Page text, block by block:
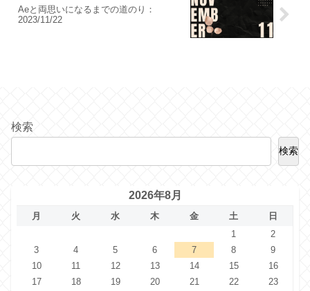
Aeと両思いになるまでの道のり：
2023/11/22
検索
検索
2026年8月
月 火 水 木 金 土
日
1
2
3
4 5 6 7 8
9
10
11 12 13 14 15
16
17
18 19 20 21 22
23